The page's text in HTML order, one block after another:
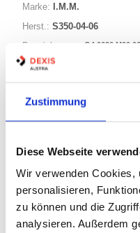
Zustimmung
Diese Webseite
Wir verwenden Cookies,
personalisieren,
zu können und die
analysieren. Außerdem
Marke: I.M.M.
Herst.: S350-04-06
Bezeichnung:
G4 0620 M00
Auf Lager
Lager anzeigen